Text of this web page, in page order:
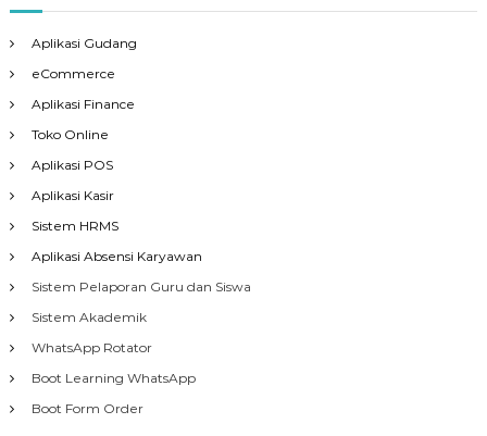
Aplikasi Gudang
eCommerce
Aplikasi Finance
Toko Online
Aplikasi POS
Aplikasi Kasir
Sistem HRMS
Aplikasi Absensi Karyawan
Sistem Pelaporan Guru dan Siswa
Sistem Akademik
WhatsApp Rotator
Boot Learning WhatsApp
Boot Form Order